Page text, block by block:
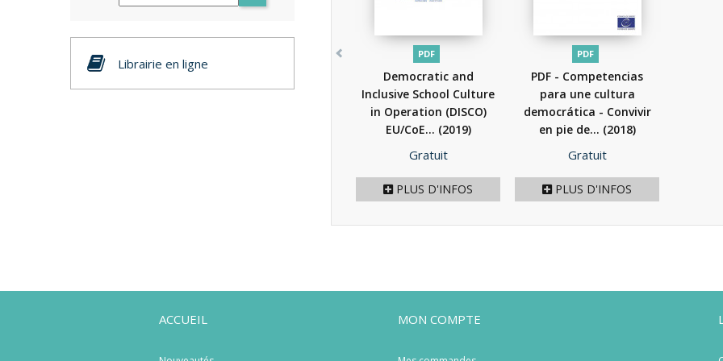
Librairie en ligne
PDF
Democratic and
Inclusive School Culture
in Operation (DISCO)
EU/CoE... (2019)
Prix
Gratuit
PLUS D'INFOS
PDF
PDF - Competencias
para une cultura
democrática - Convivir
en pie de... (2018)
Prix
Gratuit
PLUS D'INFOS
ACCUEIL MON COMPTE